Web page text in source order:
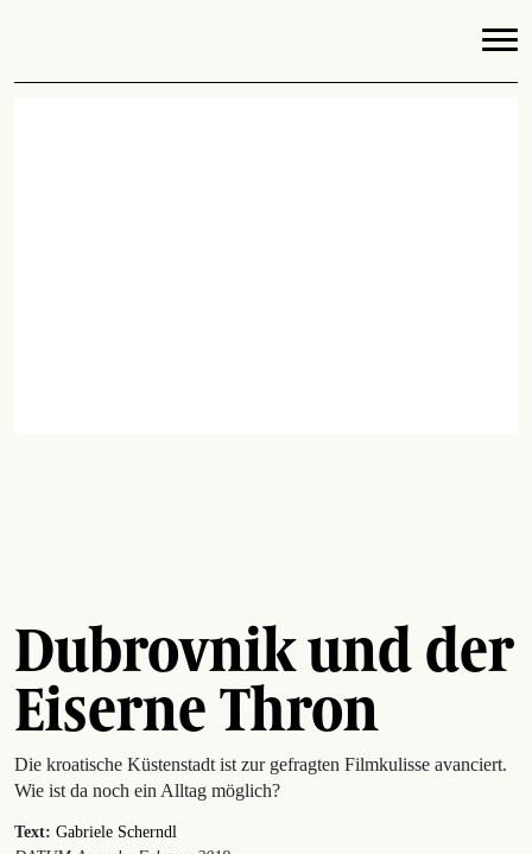
Dubrovnik und der
Eiserne Thron
Die kroatische Küstenstadt ist zur gefragten Filmkulisse ­avanciert.
Wie ist da noch ein Alltag möglich?
Text: Gabriele Scherndl